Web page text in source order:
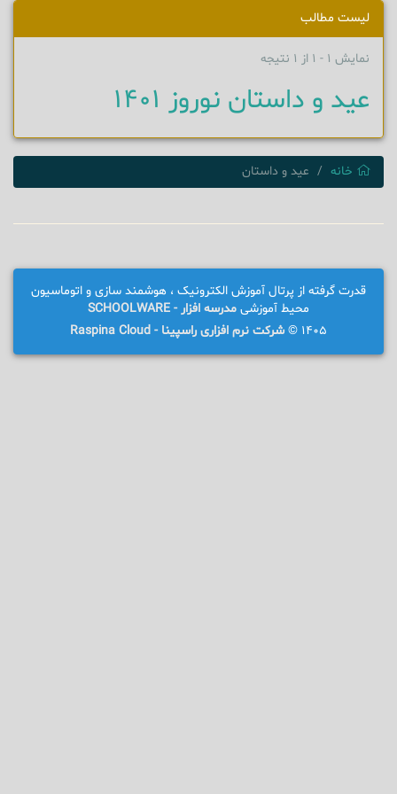
لیست مطالب
نمایش 1 - 1 از 1 نتیجه
عید و داستان نوروز ۱۴۰۱
خانه عید و داستان
قدرت گرفته از پرتال آموزش الکترونیک ، هوشمند سازی و اتوماسیون
محیط آموزشی مدرسه افزار - SCHOOLWARE
1405 ©
شرکت نرم افزاری راسپینا - Raspina Cloud